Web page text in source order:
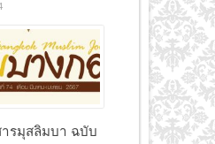
รมุสลิมบา ฉบับ